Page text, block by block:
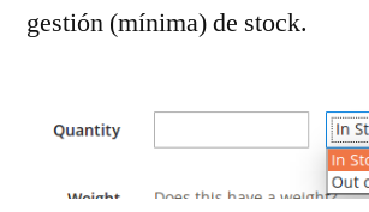
gestión (mínima) de stock.